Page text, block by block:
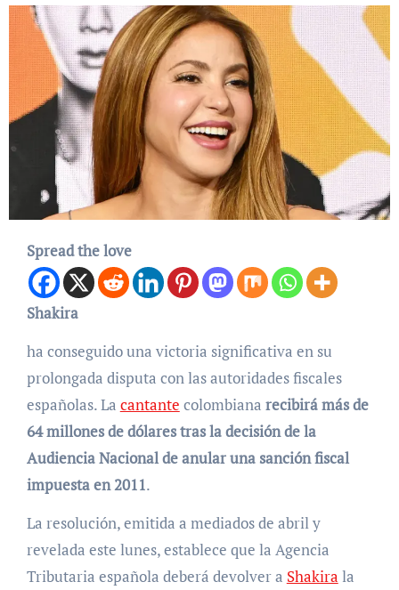
Spread the love
Shakira
ha conseguido una victoria significativa en su
prolongada disputa con las autoridades fiscales
españolas. La cantante colombiana recibirá más de
64 millones de dólares tras la decisión de la
Audiencia Nacional de anular una sanción fiscal
impuesta en 2011.
La resolución, emitida a mediados de abril y
revelada este lunes, establece que la Agencia
Tributaria española deberá devolver a Shakira la